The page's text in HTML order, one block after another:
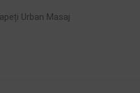
Urban Masaj